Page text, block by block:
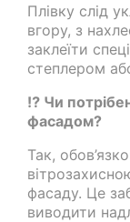
Плівку слід
вгору, з
заклеїти
степлером
⁉️ Чи
фасадом?
Так,
фасаду. Це
виводити